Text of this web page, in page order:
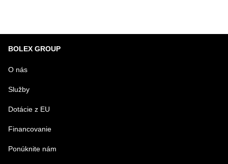
BOLEX GROUP
O nás
Služby
Dotácie z EU
Financovanie
Ponúknite nám